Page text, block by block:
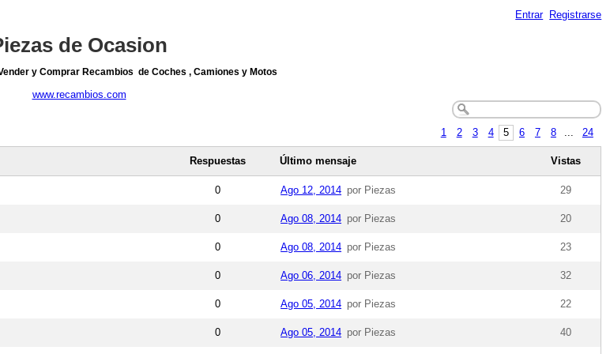
Entrar Registrarse
de Ocasion
y Comprar Recambios de Coches , Camiones y Motos
www.recambios.com
1 2 3 4 5 6 7 8 ... 24
Respuestas Último mensaje Vistas
0 Ago 12, 2014 por Piezas 29
0 Ago 08, 2014 por Piezas 20
0 Ago 08, 2014 por Piezas 23
0 Ago 06, 2014 por Piezas 32
0 Ago 05, 2014 por Piezas 22
0 Ago 05, 2014 por Piezas 40